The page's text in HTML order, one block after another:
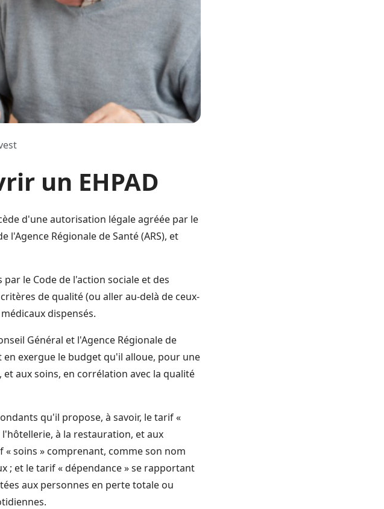
un EHPAD
d'une autorisation légale agréée par le
Régionale de Santé (ARS), et
le Code de l'action sociale et des
de qualité (ou aller au-delà de ceux-
dispensés.
Général et l'Agence Régionale de
exergue le budget qu'il alloue, pour une
aux soins, en corrélation avec la qualité
qu'il propose, à savoir, le tarif «
à la restauration, et aux
soins » comprenant, comme son nom
; et le tarif « dépendance » se rapportant
aux personnes en perte totale ou